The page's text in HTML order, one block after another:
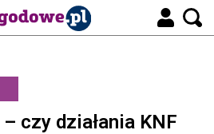
czy działania KNF